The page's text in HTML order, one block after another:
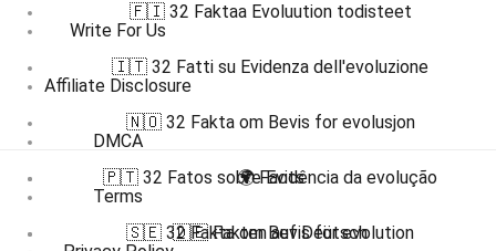
Write For Us
Affiliate Disclosure
DMCA
Terms
🇫🇮 32 Faktaa Evoluution todisteet
🇮🇹 32 Fatti su Evidenza dell'evoluzione
🇳🇴 32 Fakta om Bevis for evolusjon
🇵🇹 32 Fatos sobre Evidência da evolução
🇸🇪 32 Fakta om Bevis för evolution
🌍 Facts
🇩🇪 Fakten auf Deutsch